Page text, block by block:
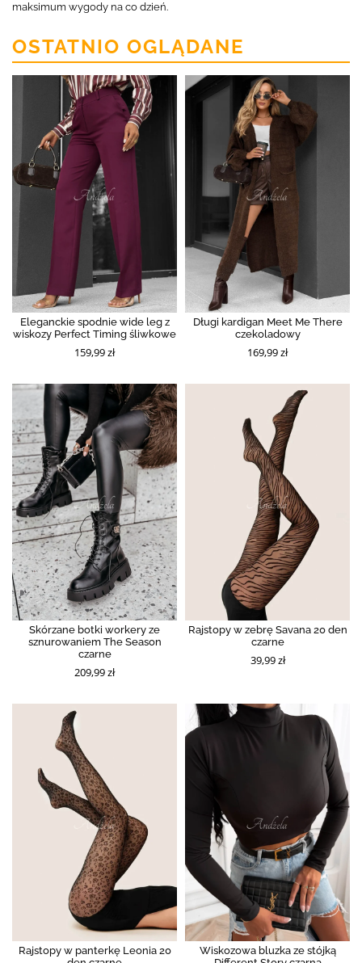
maksimum wygody na co dzień.
OSTATNIO OGLĄDANE
Eleganckie spodnie wide leg z
wiskozy Perfect Timing śliwkowe
159,99 zł
Długi kardigan Meet Me There
czekoladowy
169,99 zł
Skórzane botki workery ze
sznurowaniem The Season
czarne
209,99 zł
Rajstopy w zebrę Savana 20 den
czarne
39,99 zł
Rajstopy w panterkę Leonia 20
Wiskozowa bluzka ze stójką